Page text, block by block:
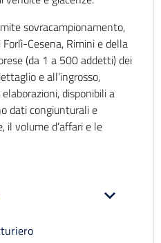
sovracampionamento,
Cesena, Rimini e della
(da 1 a 500 addetti) dei
e all’ingrosso,
disponibili a
dati congiunturali e
il volume d’affari e le